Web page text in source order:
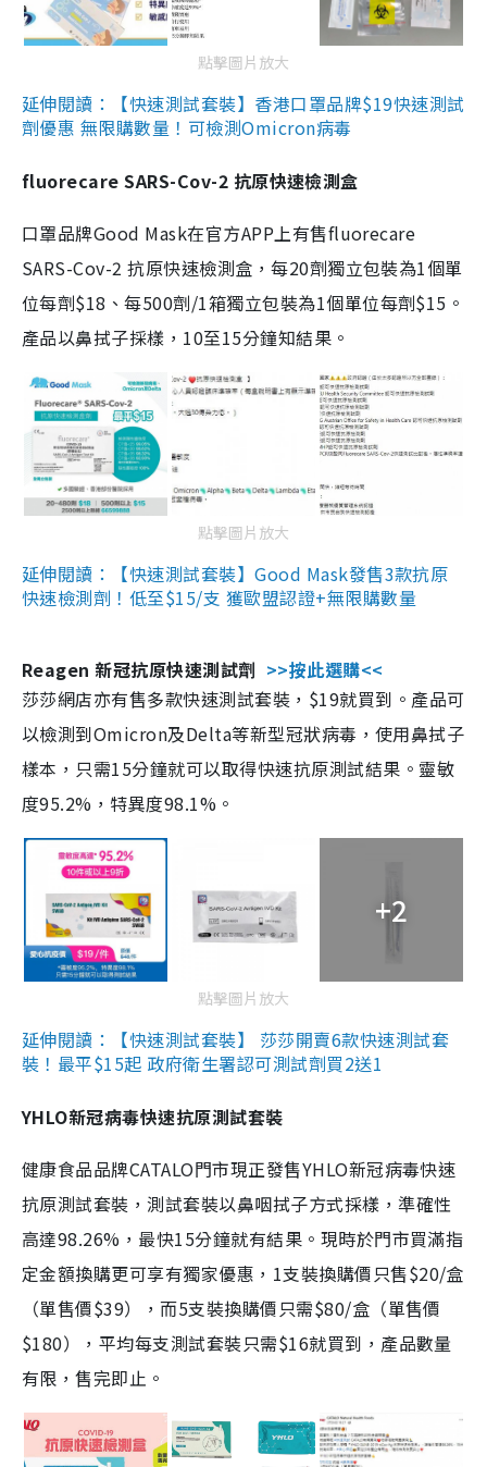
點擊圖片放大
延伸閱讀：【快速測試套裝】香港口罩品牌$19快速測試
劑優惠 無限購數量！可檢測Omicron病毒
fluorecare SARS-Cov-2 抗原快速檢測盒
口罩品牌Good Mask在官方APP上有售fluorecare
SARS-Cov-2 抗原快速檢測盒，每20劑獨立包裝為1個單
位每劑$18、每500劑/1箱獨立包裝為1個單位每劑$15。
產品以鼻拭子採樣，10至15分鐘知結果。
點擊圖片放大
延伸閱讀：【快速測試套裝】Good Mask發售3款抗原
快速檢測劑！低至$15/支 獲歐盟認證+無限購數量
Reagen 新冠抗原快速測試劑 >>按此選購<<
莎莎網店亦有售多款快速測試套裝，$19就買到。產品可
以檢測到Omicron及Delta等新型冠狀病毒，使用鼻拭子
樣本，只需15分鐘就可以取得快速抗原測試結果。靈敏
度95.2%，特異度98.1%。
+2
點擊圖片放大
延伸閱讀：【快速測試套裝】 莎莎開賣6款快速測試套
裝！最平$15起 政府衛生署認可測試劑買2送1
YHLO新冠病毒快速抗原測試套裝
健康食品品牌CATALO門市現正發售YHLO新冠病毒快速
抗原測試套裝，測試套裝以鼻咽拭子方式採樣，準確性
高達98.26%，最快15分鐘就有結果。現時於門市買滿指
定金額換購更可享有獨家優惠，1支裝換購價只售$20/盒
（單售價$39），而5支裝換購價只需$80/盒（單售價
$180），平均每支測試套裝只需$16就買到，產品數量
有限，售完即止。